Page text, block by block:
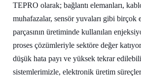
TEPRO olarak; bağlantı elemanları,
muhafazalar, sensör yuvaları gibi
parçasının üretiminde kullanılan
proses çözümleriyle sektöre değer
düşük hata payı ve yüksek tekrar
sistemlerimizle, elektronik üretim